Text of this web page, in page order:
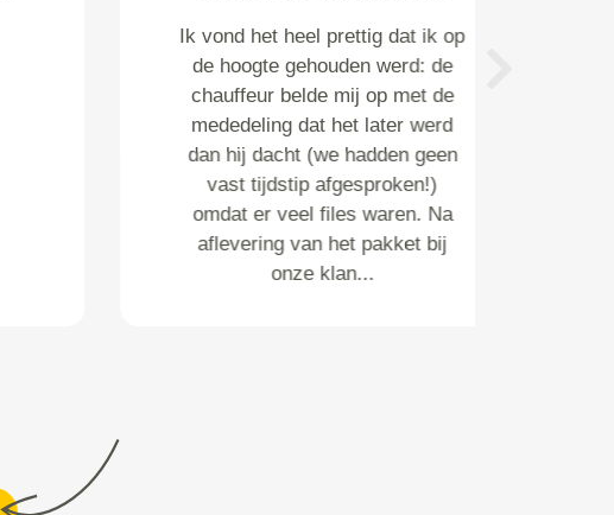
De gegeven opdracht is keurig
uitgevoerd. Mocht ik in de
toekomst nog een vervoerder
nodig hebben , dan kom ik zeker
terug. Mijn complimenten.